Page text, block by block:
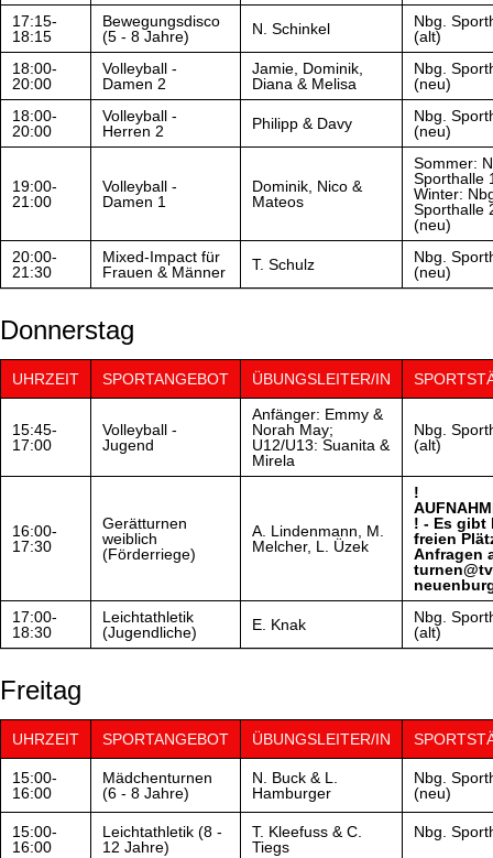
17:15-
18:15
Bewegungsdisco
(5 - 8 Jahre)
N. Schinkel
Nbg.
(alt)
18:00-
20:00
Volleyball -
Damen 2
Jamie, Dominik,
Diana & Melisa
Nbg.
(neu)
18:00-
20:00
Volleyball -
Herren 2
Philipp & Davy
Nbg.
(neu)
19:00-
21:00
Volleyball -
Damen 1
Dominik, Nico &
Mateos
Sommer:
Sporthalle
Winter:
Sporthalle
(neu)
20:00-
21:30
Mixed-Impact für
Frauen & Männer
T. Schulz
Nbg.
(neu)
Donnerstag
UHRZEIT SPORTANGEBOT ÜBUNGSLEITER/IN
15:45-
17:00
Volleyball -
Jugend
Anfänger: Emmy &
Norah May;
U12/U13: Suanita &
Mirela
Nbg.
(alt)
16:00-
17:30
Gerätturnen
weiblich
(Förderriege)
A. Lindenmann, M.
Melcher, L. Üzek
!
! - Es gibt
freien
Anfragen
17:00-
18:30
Leichtathletik
(Jugendliche)
E. Knak
Nbg.
(alt)
Freitag
UHRZEIT SPORTANGEBOT ÜBUNGSLEITER/IN
15:00-
16:00
Mädchenturnen
(6 - 8 Jahre)
N. Buck & L.
Hamburger
Nbg.
(neu)
15:00-
16:00
Leichtathletik (8 -
12 Jahre)
T. Kleefuss & C.
Tiegs
Nbg.